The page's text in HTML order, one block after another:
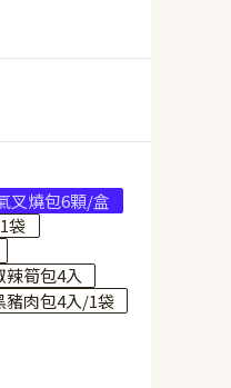
叉燒包6顆/盒
袋
辣筍包4入
豬肉包4入/1袋